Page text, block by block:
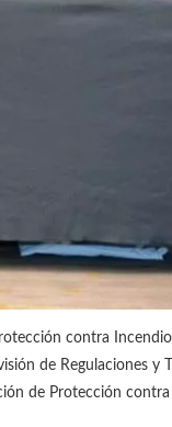
contra
de Regulaciones y
de Protección